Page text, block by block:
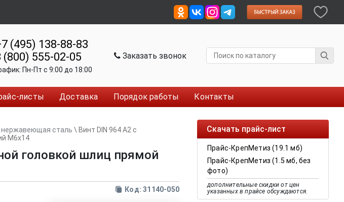
(495) 138-88-83
(800) 555-02-05
Пн-Пт c 9:00 до 18:00
Заказать звонок
листы Доставка Порядок работы Контакты
Скачать прайс-лист
Прайс-КрепМетиз (19.1 мб)
Прайс-КрепМетиз (1.5 мб, без
фото)
дополнительные скидки от цен
указанных в прайсе обсуждаются.
нержавеющая сталь \ Винт DIN 964 А2 с
M6x14
головкой шлиц прямой
Код: 31140-050